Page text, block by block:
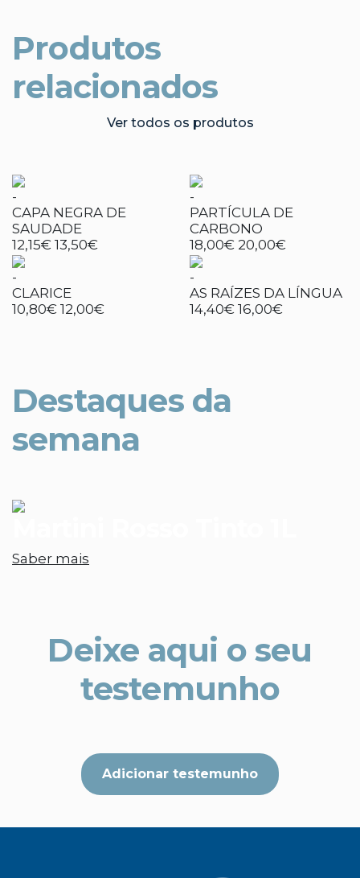
Produtos
relacionados
Ver todos os produtos
-
CAPA NEGRA DE
SAUDADE
12,15€ 13,50€
-
PARTÍCULA DE
CARBONO
18,00€ 20,00€
-
CLARICE
10,80€ 12,00€
-
AS RAÍZES DA LÍNGUA
14,40€ 16,00€
Destaques da
semana
Saber mais
Deixe aqui o seu
testemunho
Adicionar testemunho